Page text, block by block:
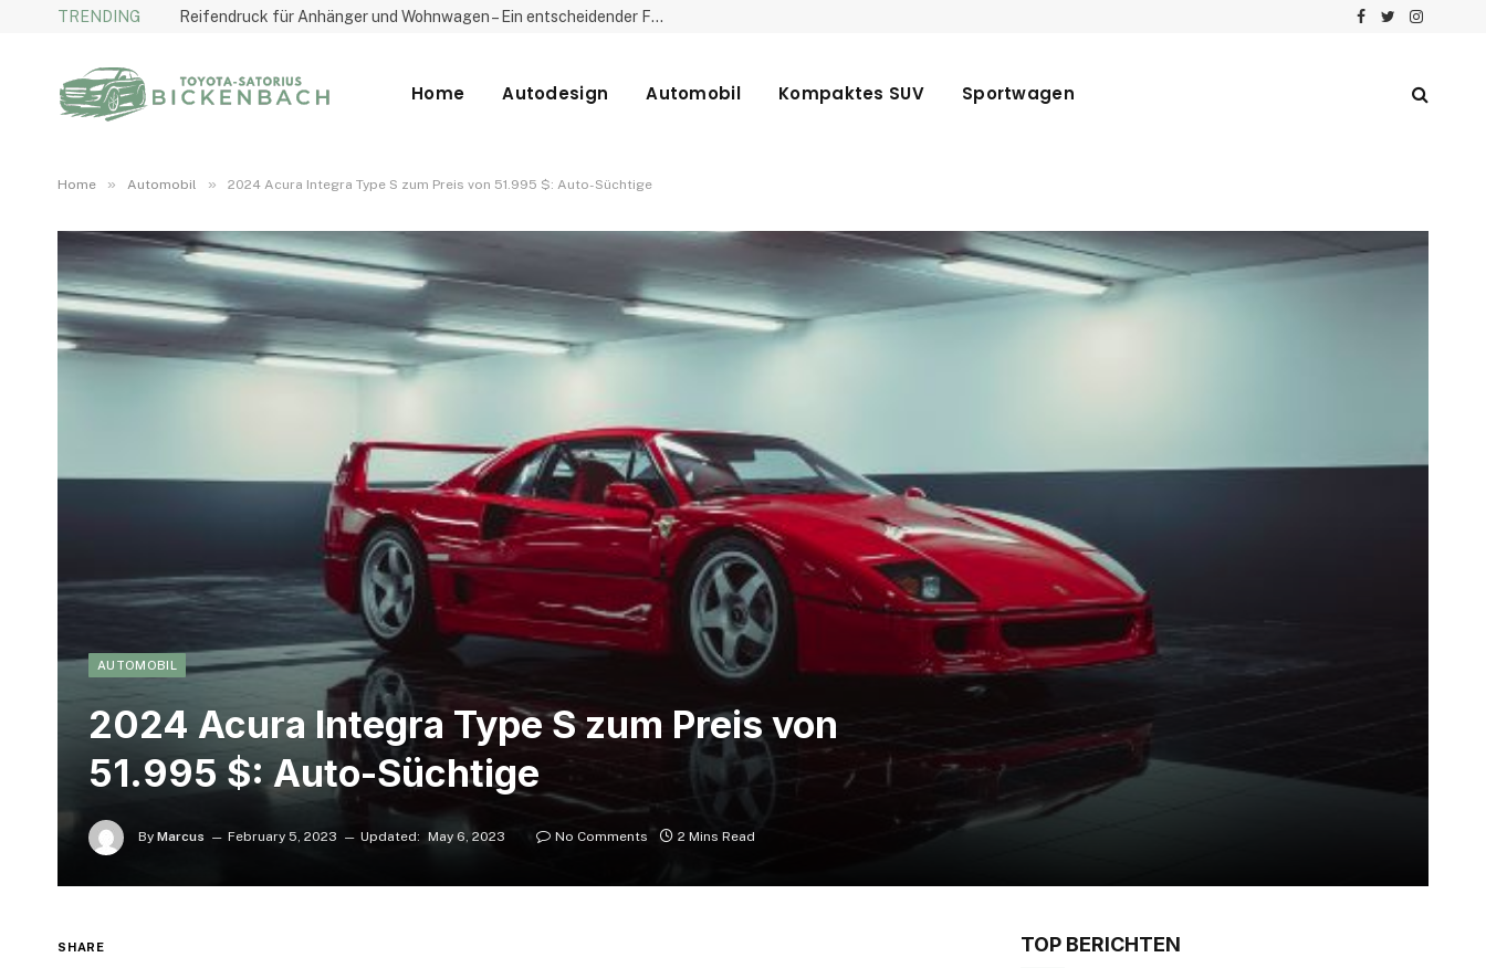
TRENDING Reifendruck für Anhänger und Wohnwagen – Ein entscheidender Faktor für Sicherheit und Effizienz
Facebook
Twitter
Home Autodesign Automobil Kompaktes SUV Sportwagen
Home » Automobil » 2024 Acura Integra Type S zum Preis von 51.995 $: Auto-Süchtige
AUTOMOBIL
2024 Acura Integra Type S zum Preis von
51.995 $: Auto-Süchtige
By Marcus February 5, 2023 Updated: May 6, 2023 No Comments 2 Mins Read
SHARE TOP BERICHTEN